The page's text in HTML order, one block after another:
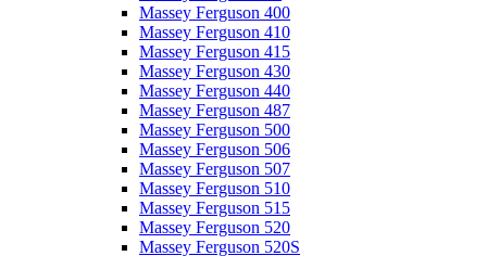
Massey Ferguson 400
Massey Ferguson 410
Massey Ferguson 415
Massey Ferguson 430
Massey Ferguson 440
Massey Ferguson 487
Massey Ferguson 500
Massey Ferguson 506
Massey Ferguson 507
Massey Ferguson 510
Massey Ferguson 515
Massey Ferguson 520
Massey Ferguson 520S